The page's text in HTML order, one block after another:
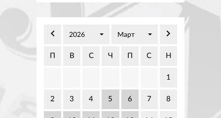
keyboard_arrow_left 2026 Март keyboard_arrow_right
П В С Ч П С Н
1
2 3 4 5 6 7 8
02 975 20 35